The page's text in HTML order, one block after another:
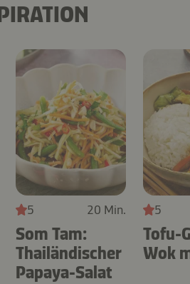
5 20 Min.
Som Tam:
Thailändischer
Papaya-Salat
5
Tofu-
Wok